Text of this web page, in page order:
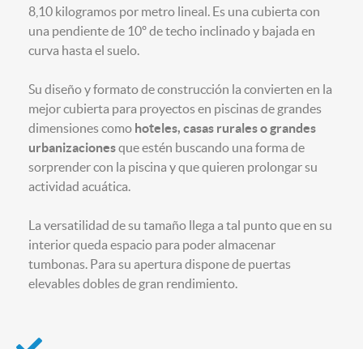
8,10 kilogramos por metro lineal. Es una cubierta con
una pendiente de 10º de techo inclinado y bajada en
curva hasta el suelo.
Su diseño y formato de construcción la convierten en la
mejor cubierta para proyectos en piscinas de grandes
dimensiones como hoteles, casas rurales o grandes
urbanizacionesque estén buscando una forma de
sorprender con la piscina y que quieren prolongar su
actividad acuática.
La versatilidad de su tamaño llega a tal punto que en su
interior queda espacio para poder almacenar
tumbonas. Para su apertura dispone de puertas
elevables dobles de gran rendimiento.